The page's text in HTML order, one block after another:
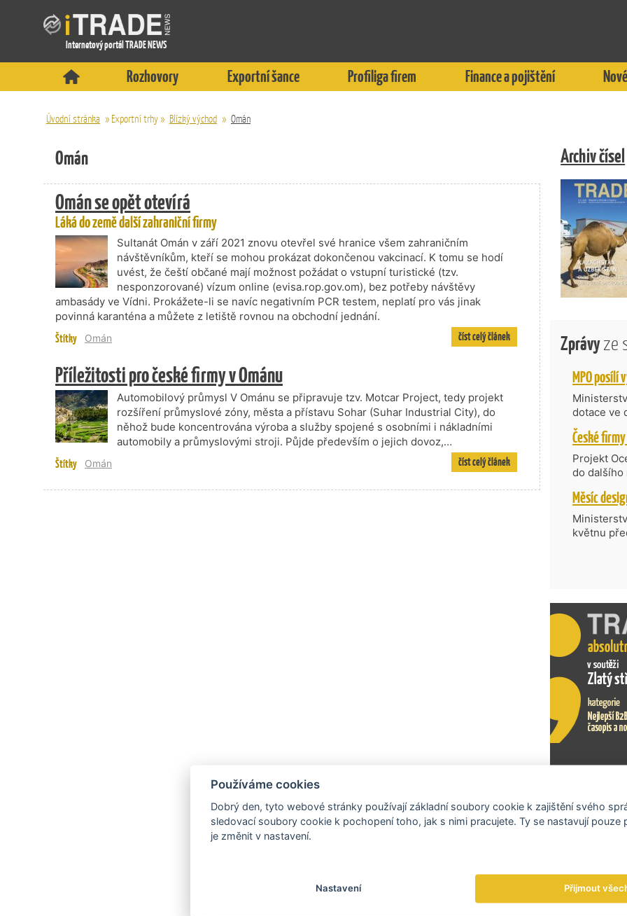
Internetový portál TRADE NEWS
Rozhovory Exportní šance Profiliga firem Finance a pojištění
Úvodní stránka » Exportní trhy» Blízký východ » Omán
Omán
Omán se opět otevírá
Láká do země další zahraniční firmy
Sultanát Omán v září 2021 znovu otevřel své hranice všem zahraničním
návštěvníkům, kteří se mohou prokázat dokončenou vakcinací. K tomu se hodí
uvést, že čeští občané mají možnost požádat o vstupní turistické (tzv.
nesponzorované) vízum online (evisa.rop.gov.om), bez potřeby návštěvy
ambasády ve Vídni. Prokážete-li se navíc negativním PCR testem, neplatí pro vás jinak
povinná karanténa a můžete z letiště rovnou na obchodní jednání.
Štítky Omán číst celý článek
Příležitosti pro české firmy v Ománu
Automobilový průmysl V Ománu se připravuje tzv. Motcar Project, tedy projekt
rozšíření průmyslové zóny, města a přístavu Sohar (Suhar Industrial City), do
něhož bude koncentrována výroba a služby spojené s osobními i nákladními
automobily a průmyslovými stroji. Půjde především o jejich dovoz,…
Štítky Omán číst celý článek
Archiv čísel
Zprávyze
dotace ve
Transfer,
Částkou
umělé
do
zásobníku
Projekt
do dalšího
prosazují
přispívají
nejen
květnu
Série
zahraničí
českých
Czech
branding
Exportní
Používáme cookies
Dobrý den, tyto webové stránky používají základní soubory cookie k zajištění svého
sledovací soubory cookie k pochopení toho, jak s nimi pracujete. Ty se nastavují pouze
je změnit v nastavení.
Nastavení Přijmout